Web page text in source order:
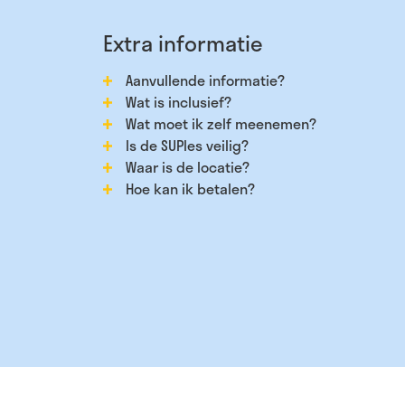
Extra informatie
Aanvullende informatie?
Wat is inclusief?
Wat moet ik zelf meenemen?
Is de SUPles veilig?
Waar is de locatie?
Hoe kan ik betalen?